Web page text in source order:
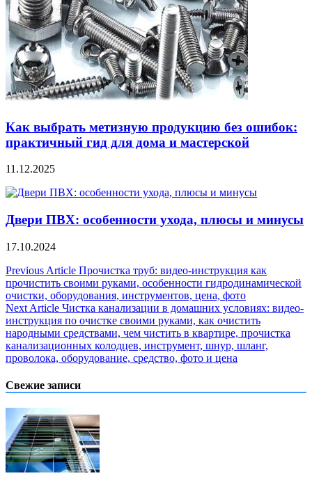
Как выбрать метизную продукцию без ошибок:
практичный гид для дома и мастерской
11.12.2025
Двери ПВХ: особенности ухода, плюсы и минусы
17.10.2024
Навигация
по
записям
Previous Article Прочистка труб: видео-инструкция как
прочистить своими руками, особенности гидродинамической
очистки, оборудования, инструментов, цена, фото
Next Article Чистка канализации в домашних условиях: видео-
инструкция по очистке своими руками, как очистить
народными средствами, чем чистить в квартире, прочистка
канализационных колодцев, инструмент, шнур, шланг,
проволока, оборудование, средство, фото и цена
Свежие записи